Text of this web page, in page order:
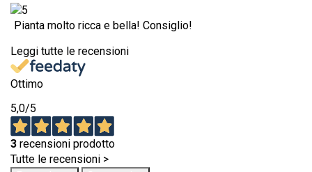
Pianta molto ricca e bella! Consiglio!
Leggi tutte le recensioni
Ottimo
5,0/5
3 recensioni prodotto
Tutte le recensioni >